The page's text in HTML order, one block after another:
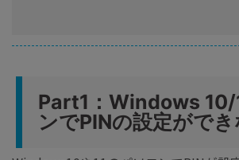
Part1：Windows 10/
ンでPINの設定ができ